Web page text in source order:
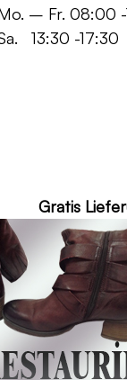
–
17:30